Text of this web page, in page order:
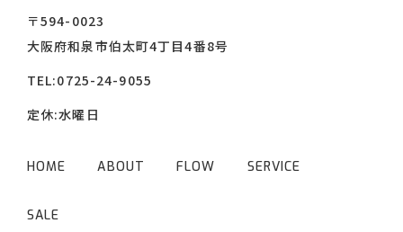
〒594-0023
大阪府和泉市伯太町4丁目4番8号
TEL:0725-24-9055
定休:水曜日
HOME ABOUT FLOW SERVICE
SALE